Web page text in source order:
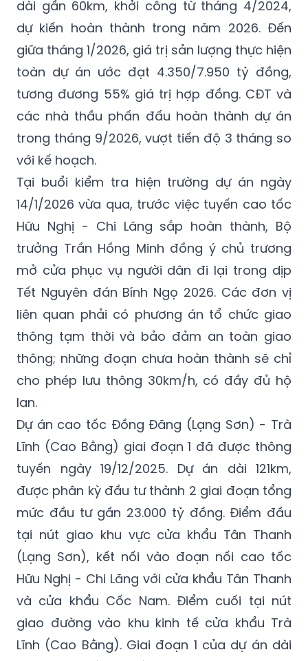
theo quy định hiện hành.
Dự án cao tốc cửa khẩu Hữu Nghị - Chi Lăng
dài gần 60km, khởi công từ tháng 4/2024,
dự kiến hoàn thành trong năm 2026. Đến
giữa tháng 1/2026, giá trị sản lượng thực hiện
toàn dự án ước đạt 4.350/7.950 tỷ đồng,
tương đương 55% giá trị hợp đồng. CĐT và
các nhà thầu phấn đấu hoàn thành dự án
trong tháng 9/2026, vượt tiến độ 3 tháng so
với kế hoạch.
Tại buổi kiểm tra hiện trường dự án ngày
14/1/2026 vừa qua, trước việc tuyến cao tốc
Hữu Nghị - Chi Lăng sắp hoàn thành, Bộ
trưởng Trần Hồng Minh đồng ý chủ trương
mở cửa phục vụ người dân đi lại trong dịp
Tết Nguyên đán Bính Ngọ 2026. Các đơn vị
liên quan phải có phương án tổ chức giao
thông tạm thời và bảo đảm an toàn giao
thông; những đoạn chưa hoàn thành sẽ chỉ
cho phép lưu thông 30km/h, có đầy đủ hộ
lan.
Dự án cao tốc Đồng Đăng (Lạng Sơn) - Trà
Lĩnh (Cao Bằng) giai đoạn 1 đã được thông
tuyến ngày 19/12/2025. Dự án dài 121km,
được phân kỳ đầu tư thành 2 giai đoạn tổng
mức đầu tư gần 23.000 tỷ đồng. Điểm đầu
tại nút giao khu vực cửa khẩu Tân Thanh
(Lạng Sơn), kết nối vào đoạn nối cao tốc
Hữu Nghị - Chi Lăng với cửa khẩu Tân Thanh
và cửa khẩu Cốc Nam. Điểm cuối tại nút